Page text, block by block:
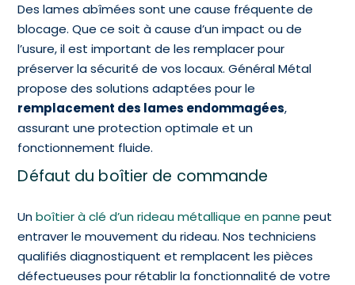
Des lames abîmées sont une cause fréquente de
blocage. Que ce soit à cause d’un impact ou de
l’usure, il est important de les remplacer pour
préserver la sécurité de vos locaux. Général Métal
propose des solutions adaptées pour le
remplacement des lames endommagées,
assurant une protection optimale et un
fonctionnement fluide.
Défaut du boîtier de commande
Unboîtier à clé d’un rideau métallique en panne peut
entraver le mouvement du rideau. Nos techniciens
qualifiés diagnostiquent et remplacent les pièces
défectueuses pour rétablir la fonctionnalité de votre